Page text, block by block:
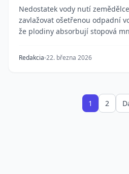
Nedostatek vody nutí
zavlažovat ošetřenou odpadní
že plodiny absorbují stopová
Redakcia 22. března 2026
1 2